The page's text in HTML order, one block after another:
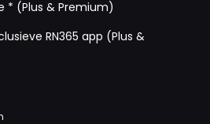
* (Plus & Premium)
RN365 app (Plus &